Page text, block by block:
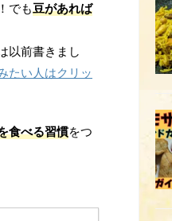
でも豆があれば
以前書きまし
たい人はクリッ
食べる習慣をつ